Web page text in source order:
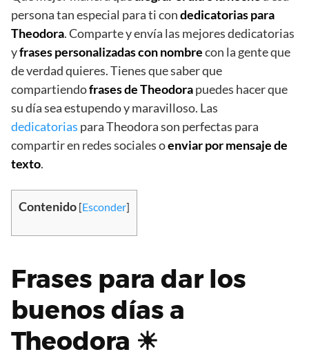
persona tan especial para ti condedicatorias para
Theodora. Comparte y envía las mejores dedicatorias
yfrases personalizadas con nombrecon la gente que
de verdad quieres. Tienes que saber que
compartiendofrases de Theodorapuedes hacer que
su día sea estupendo y maravilloso. Las
dedicatorias para Theodora son perfectas para
compartir en redes sociales oenviar por mensaje de
texto.
Contenido [Esconder]
Frases para dar los
buenos días a
Theodora ☀